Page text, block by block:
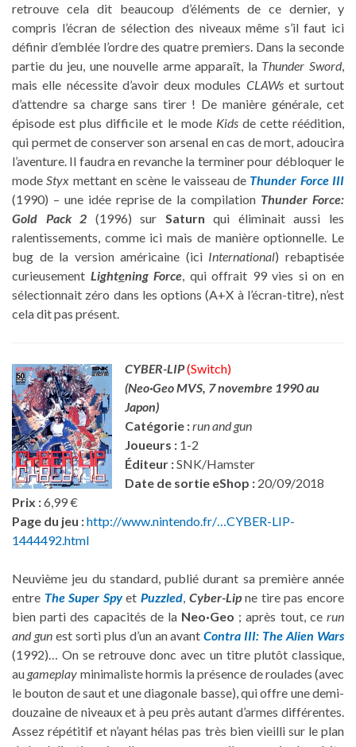
retrouve cela dit beaucoup d’éléments de ce dernier, y
compris l’écran de sélection des niveaux même s’il faut ici
définir d’emblée l’ordre des quatre premiers. Dans la seconde
partie du jeu, une nouvelle arme apparaît, la Thunder Sword,
mais elle nécessite d’avoir deux modules CLAWset surtout
d’attendre sa charge sans tirer ! De manière générale, cet
épisode est plus difficile et le mode Kidsde cette réédition,
qui permet de conserver son arsenal en cas de mort, adoucira
l’aventure. Il faudra en revanche la terminer pour débloquer le
modeStyx mettant en scène le vaisseau de Thunder Force III
(1990) – une idée reprise de la compilation Thunder Force:
Gold Pack 2 (1996) sur Saturn qui éliminait aussi les
ralentissements, comme ici mais de manière optionnelle. Le
bug de la version américaine (ici International) rebaptisée
curieusement Lightening Force, qui offrait 99 vies si on en
sélectionnait zéro dans les options (A+X à l’écran-titre), n’est
cela dit pas présent.
CYBER-LIP(Switch)
(Neo·Geo MVS, 7 novembre 1990 au
Japon)
Catégorie :run and gun
Joueurs : 1-2
Éditeur :SNK/Hamster
Date de sortie eShop : 20/09/2018
Prix :6,99 €
Page du jeu :http://www.nintendo.fr/…CYBER-LIP-
1444492.html
Neuvième jeu du standard, publié durant sa première année
entre The Super SpyetPuzzled, Cyber-Lipne tire pas encore
bien parti des capacités de la Neo·Geo ; après tout, cerun
and gunest sorti plus d’un an avantContra III: The Alien Wars
(1992)… On se retrouve donc avec un titre plutôt classique,
au gameplay minimaliste hormis la présence de roulades (avec
le bouton de saut et une diagonale basse), qui offre une demi-
douzaine de niveaux et à peu près autant d’armes différentes.
Assez répétitif et n’ayant hélas pas très bien vieilli sur le plan